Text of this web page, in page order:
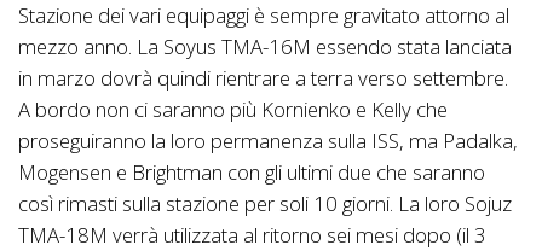
Stazione dei vari equipaggi è sempre gravitato attorno al
mezzo anno. La Soyus TMA-16M essendo stata lanciata
in marzo dovrà quindi rientrare a terra verso settembre.
A bordo non ci saranno più Kornienko e Kelly che
proseguiranno la loro permanenza sulla ISS, ma Padalka,
Mogensen e Brightman con gli ultimi due che saranno
così rimasti sulla stazione per soli 10 giorni. La loro Sojuz
TMA-18M verrà utilizzata al ritorno sei mesi dopo (il 3